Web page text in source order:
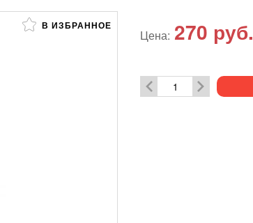
В ИЗБРАННОЕ
Цена: 270 руб.